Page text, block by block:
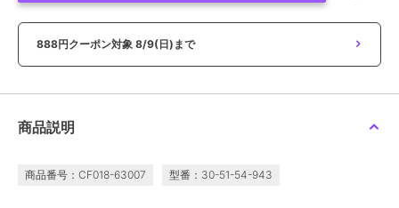
888円クーポン対象 8/9(日)まで
商品説明
商品番号：CF018-63007 型番：30-51-54-943